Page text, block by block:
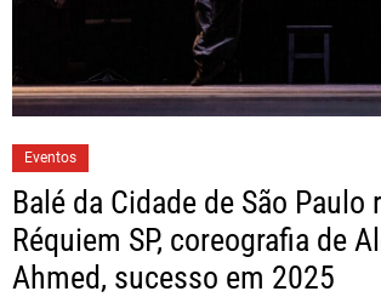
Eventos
Balé da Cidade de São Paulo
Réquiem SP, coreografia de
Ahmed, sucesso em 2025